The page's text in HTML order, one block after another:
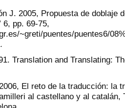
J. 2005, Propuesta de doblaje
6, pp. 69-75,
~greti/puentes/puentes6/
Translation and Translating:
El reto de la traducción: la
al castellano y al catalán,